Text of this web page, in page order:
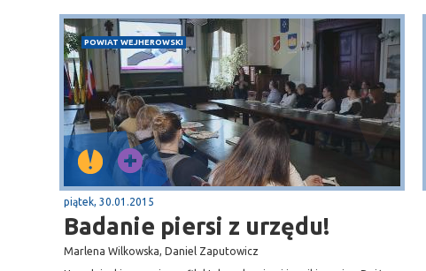
POWIAT WEJHEROWSKI
piątek, 30.01.2015
Badanie piersi z urzędu!
Marlena Wilkowska, Daniel Zaputowicz
krajową nr 6
Sopot
plaża